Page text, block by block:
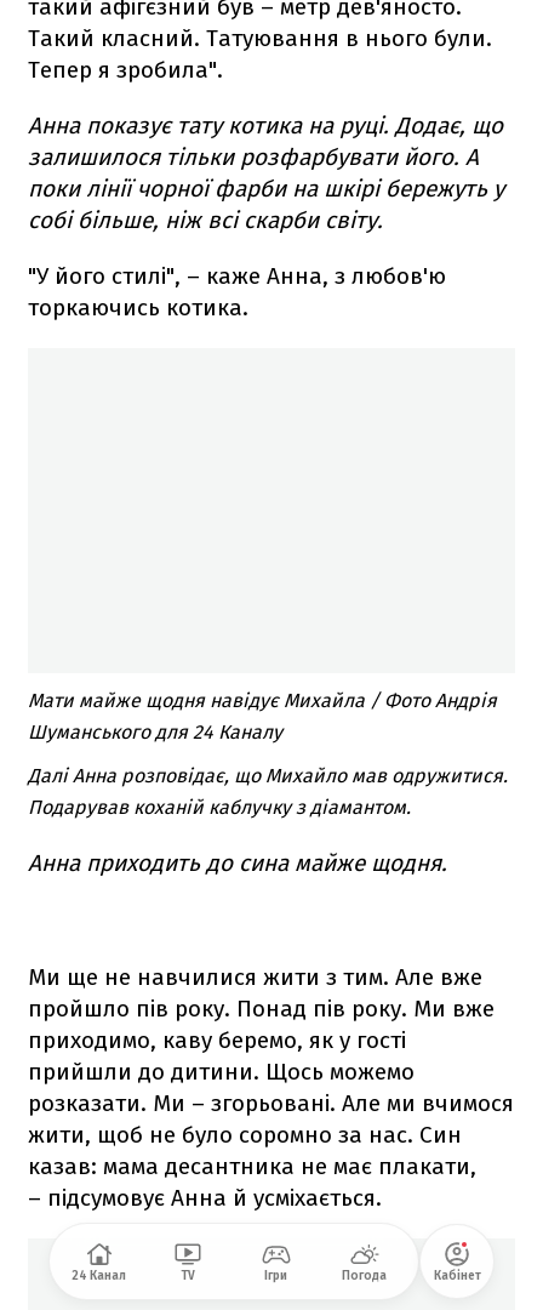
такий афігєзний був – метр дев'яносто.
Такий класний. Татуювання в нього були.
Тепер я зробила".
Анна показує тату котика на руці. Додає, що
залишилося тільки розфарбувати його. А
поки лінії чорної фарби на шкірі бережуть у
собі більше, ніж всі скарби світу.
"У його стилі", – каже Анна, з любов'ю
торкаючись котика.
Мати майже щодня навідує Михайла / Фото Андрія
Шуманського для 24 Каналу
Далі Анна розповідає, що Михайло мав одружитися.
Подарував коханій каблучку з діамантом.
Анна приходить до сина майже щодня.
Ми ще не навчилися жити з тим. Але вже
пройшло пів року. Понад пів року. Ми вже
приходимо, каву беремо, як у гості
прийшли до дитини. Щось можемо
розказати. Ми – згорьовані. Але ми вчимося
жити, щоб не було соромно за нас. Син
казав: мама десантника не має плакати,
– підсумовує Анна й усміхається.
24 Канал TV Ігри Погода Кабінет